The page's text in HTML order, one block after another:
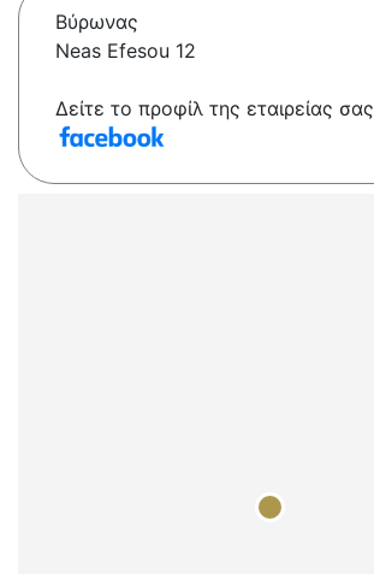
Βύρωνας
Neas Efesou 12
Δείτε το προφίλ της εταιρείας σας